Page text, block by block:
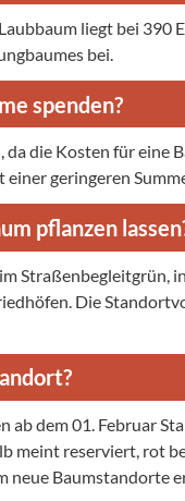
liegt bei 390
bei.
spenden?
die Kosten für eine
geringeren
pflanzen
Straßenbegleitgrün,
Die
ab dem 01. Februar
meint reserviert, rot
neue Baumstandorte